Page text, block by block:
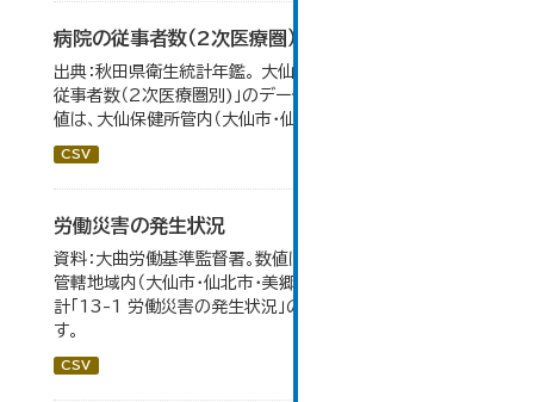
病院の従事者数（2次医療圏）
出典：秋田県衛生統計年鑑。 大仙市の統計「11-12 病院の
従事者数（2次医療圏別)」のデータを参照しています。 数
値は、大仙保健所管内（大仙市・仙北市・美郷町）の総数。
CSV
労働災害の発生状況
資料：大曲労働基準監督署。数値は大曲労働基準監督署の
管轄地域内（大仙市・仙北市・美郷町）の合計。 大仙市の統
計「13-1 労働災害の発生状況」のデータを参照していま
す。
CSV